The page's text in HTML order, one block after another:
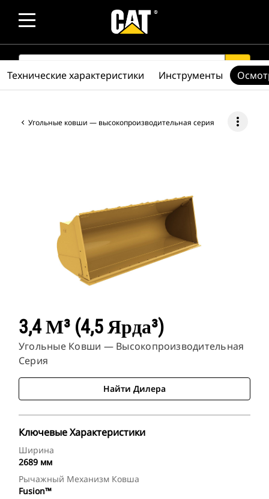
SEARCH search
Угольные ковши — высокопроизводительная серия more_vert
3,4 М³ (4,5 Ярда³)
Угольные Ковши — Высокопроизводительная
Серия
Найти Дилера
Ключевые Характеристики
Ширина
2689 мм
Рычажный Механизм Ковша
Fusion™
Технические характеристики Инструменты